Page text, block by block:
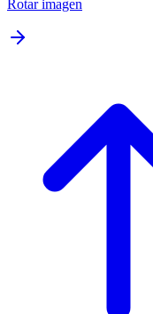
Rotar imagen